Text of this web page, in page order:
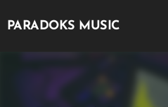
PARADOKS MUSIC